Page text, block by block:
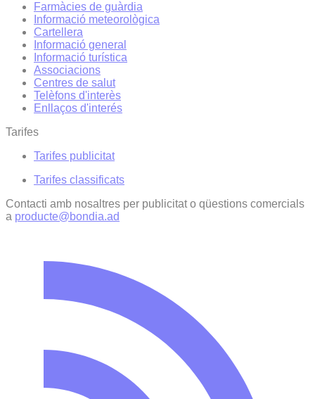
Farmàcies de guàrdia
Informació meteorològica
Cartellera
Informació general
Informació turística
Associacions
Centres de salut
Telèfons d'interès
Enllaços d'interés
Tarifes
Tarifes publicitat
Tarifes classificats
Contacti amb nosaltres per publicitat o qüestions comercials
a producte@bondia.ad